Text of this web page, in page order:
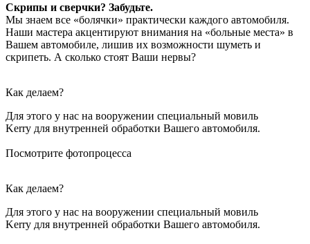
Скрипы и сверчки? Забудьте.
Мы знаем все «болячки» практически каждого автомобиля.
Наши мастера акцентируют внимания на «больные места» в
Вашем автомобиле, лишив их возможности шуметь и
скрипеть. А сколько стоят Ваши нервы?
Как делаем?
Для этого у нас на вооружении специальный мовиль
Kerry для внутренней обработки Вашего автомобиля.
Посмотрите фотопроцесса
Как делаем?
Для этого у нас на вооружении специальный мовиль
Kerry для внутренней обработки Вашего автомобиля.